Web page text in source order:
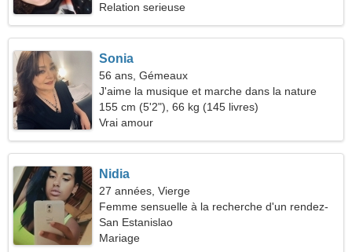
Relation serieuse
Sonia
56 ans, Gémeaux
J'aime la musique et marche dans la nature
155 cm (5'2"), 66 kg (145 livres)
Vrai amour
Nidia
27 années, Vierge
Femme sensuelle à la recherche d'un rendez-
vous
San Estanislao
Mariage